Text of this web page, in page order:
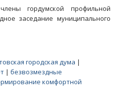
гордумской профильной
заседание муниципального
городская дума |
| безвозмездные
комфортной